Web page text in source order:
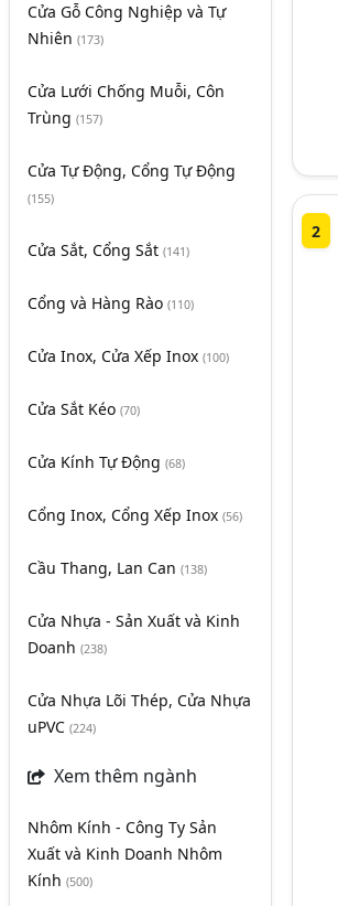
Cửa Gỗ Công Nghiệp và Tự
Nhiên (173)
Cửa Lưới Chống Muỗi, Côn
Trùng (157)
Cửa Tự Động, Cổng Tự Động
(155)
Cửa Sắt, Cổng Sắt (141)
Cổng và Hàng Rào (110)
Cửa Inox, Cửa Xếp Inox (100)
Cửa Sắt Kéo (70)
Cửa Kính Tự Động (68)
Cổng Inox, Cổng Xếp Inox (56)
Cầu Thang, Lan Can (138)
Cửa Nhựa - Sản Xuất và Kinh
Doanh (238)
Cửa Nhựa Lõi Thép, Cửa Nhựa
uPVC (224)
Xem thêm ngành
Nhôm Kính - Công Ty Sản
Xuất và Kinh Doanh Nhôm
Kính (500)
2